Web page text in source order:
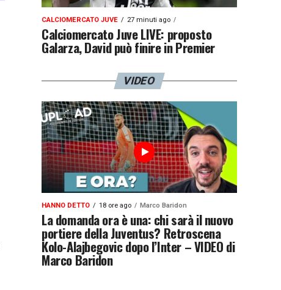
CALCIOMERCATO JUVE 27 minuti ago
Calciomercato Juve LIVE: proposto
Galarza, David può finire in Premier
VIDEO
HANNO DETTO 18 ore ago Marco Baridon
La domanda ora è una: chi sarà il nuovo
portiere della Juventus? Retroscena
Kolo-Alajbegovic dopo l’Inter – VIDEO di
Marco Baridon